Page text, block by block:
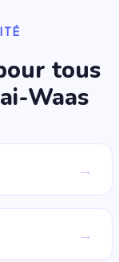
tous
Waas
→
→